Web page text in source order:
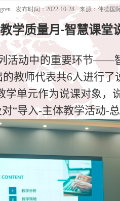
发布时间：2022-10-28 来源：伟德国
学质量月 -智慧课堂
活动中的重要环节——
教师代表共6人进行了
单元作为说课对象
“导入-主体教学活动-